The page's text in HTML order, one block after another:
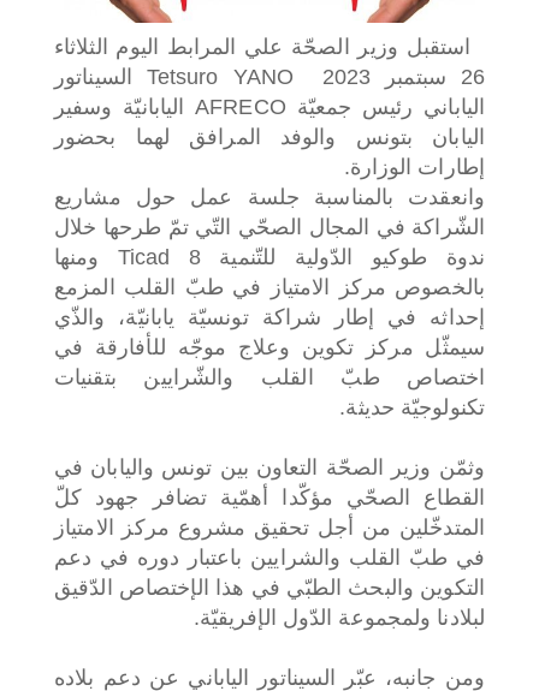
استقبل وزير الصحّة علي المرابط اليوم الثلاثاء
26 سبتمبر 2023 Tetsuro YANO السيناتور
الياباني رئيس جمعيّة AFRECO اليابانيّة وسفير
اليابان بتونس والوفد المرافق لهما بحضور
إطارات الوزارة.
وانعقدت بالمناسبة جلسة عمل حول مشاريع
الشّراكة في المجال الصحّي التّي تمّ طرحها خلال
ندوة طوكيو الدّولية للتّنمية Ticad 8 ومنها
بالخصوص مركز الامتياز في طبّ القلب المزمع
إحداثه في إطار شراكة تونسيّة يابانيّة، والذّي
سيمثّل مركز تكوين وعلاج موجّه للأفارقة في
اختصاص طبّ القلب والشّرايين بتقنيات
تكنولوجيّة حديثة.
وثمّن وزير الصحّة التعاون بين تونس واليابان في
القطاع الصحّي مؤكّدا أهمّية تضافر جهود كلّ
المتدخّلين من أجل تحقيق مشروع مركز الامتياز
في طبّ القلب والشرايين باعتبار دوره في دعم
التكوين والبحث الطبّي في هذا الإختصاص الدّقيق
لبلادنا ولمجموعة الدّول الإفريقيّة.
ومن جانبه، عبّر السيناتور الياباني عن دعم بلاده